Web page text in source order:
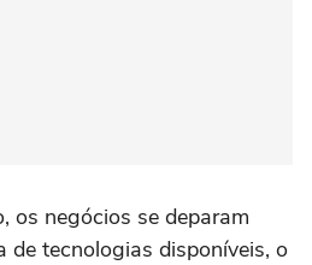
os negócios se deparam
de tecnologias disponíveis, o